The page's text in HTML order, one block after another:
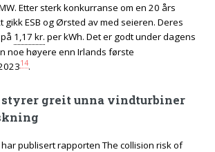
Etter sterk konkurranse om en 20 års
ESB og Ørsted av med seieren. Deres
1,17 kr. per kWh. Det er godt under dagens
noe høyere enn Irlands første
14.
greit unna vindturbiner
publisert rapporten The collision risk of